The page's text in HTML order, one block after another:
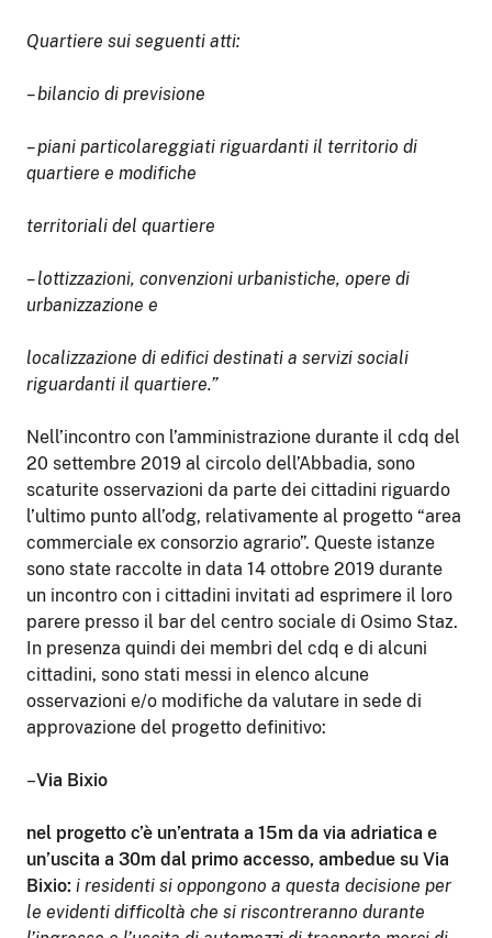
Quartiere sui seguenti atti:
–bilancio di previsione
–piani particolareggiati riguardanti il territorio di
quartiere e modifiche
territoriali del quartiere
–lottizzazioni, convenzioni urbanistiche, opere di
urbanizzazione e
localizzazione di edifici destinati a servizi sociali
riguardanti il quartiere.”
Nell’incontro con l’amministrazione durante il cdq del
20 settembre 2019 al circolo dell’Abbadia, sono
scaturite osservazioni da parte dei cittadini riguardo
l’ultimo punto all’odg, relativamente al progetto “area
commerciale ex consorzio agrario”. Queste istanze
sono state raccolte in data 14 ottobre 2019 durante
un incontro con i cittadini invitati ad esprimere il loro
parere presso il bar del centro sociale di Osimo Staz.
In presenza quindi dei membri del cdq e di alcuni
cittadini, sono stati messi in elenco alcune
osservazioni e/o modifiche da valutare in sede di
approvazione del progetto definitivo:
–Via Bixio
nel progetto c’è un’entrata a 15m da via adriatica e
un’uscita a 30m dal primo accesso, ambedue su Via
Bixio: i residenti si oppongono a questa decisione per
le evidenti difficoltà che si riscontreranno durante